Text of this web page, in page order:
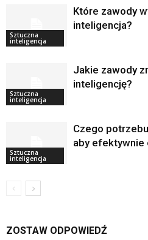
Sztuczna
inteligencja
Które zawody
inteligencja?
Sztuczna
inteligencja
Jakie zawody
inteligencję?
Sztuczna
inteligencja
Czego
aby efektywnie
ZOSTAW ODPOWIEDŹ